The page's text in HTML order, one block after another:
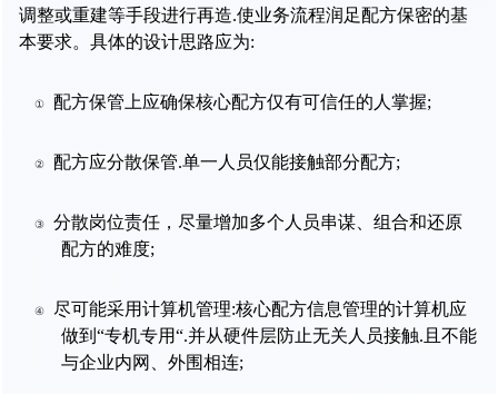
调整或重建等手段进行再造.使业务流程润足配方保密的基
本要求。具体的设计思路应为:
① 配方保管上应确保核心配方仅有可信任的人掌握;
② 配方应分散保管.单一人员仅能接触部分配方;
③
分散岗位责任，尽量增加多个人员串谋、组合和还原
配方的难度;
④ 尽可能采用计算机管理:核心配方信息管理的计算机应
做到“专机专用“.并从硬件层防止无关人员接触. 且不能
与企业内网、外围相连;